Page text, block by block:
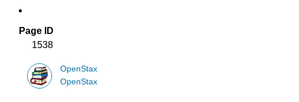
Page ID
1538
OpenStax
OpenStax